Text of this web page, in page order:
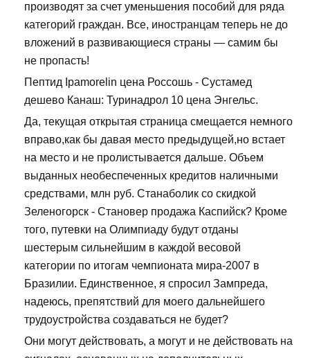
производят за счет уменьшения пособий для ряда
категорий граждан. Все, иностранцам теперь не до
вложений в развивающиеся страны — самим бы
не пропасть!
Пептид Ipamorelin цена Россошь - Сустамед
дешево Канаш: Туринадрол 10 цена Энгельс.
Да, текущая открытая страница смещается немного
вправо,как бы давая место предыдущей,но встает
на место и не пролистывается дальше. Объем
выданных необеспеченных кредитов наличными
средствами, млн руб. Станаболик со скидкой
Зеленогорск - Становер продажа Каспийск? Кроме
того, путевки на Олимпиаду будут отданы
шестерым сильнейшим в каждой весовой
категории по итогам чемпионата мира-2007 в
Бразилии. Единственное, я спросил Зампреда,
надеюсь, препятствий для моего дальнейшего
трудоустройства создаваться не будет?
Они могут действовать, а могут и не действовать на